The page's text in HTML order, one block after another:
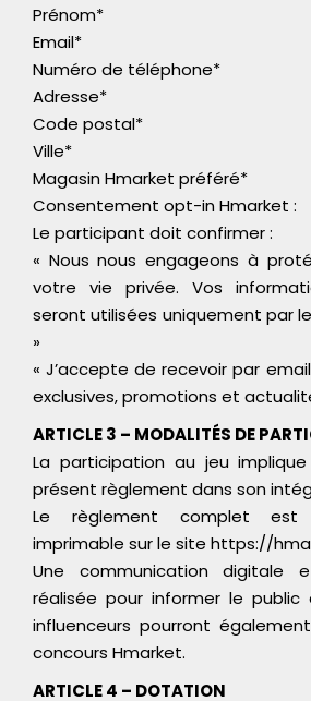
Prénom*
Email*
Numéro de téléphone*
Adresse*
Code postal*
Ville*
Magasin Hmarket préféré*
Consentement opt-in Hmarket :
Le participant doit confirmer :
« Nous nous engageons à
votre vie privée. Vos
seront utilisées uniquement par
»
« J’accepte de recevoir par
exclusives, promotions et
ARTICLE 3 – MODALITÉS DE
La participation au jeu
présent règlement dans son
Le règlement complet est
imprimable sur le site https://
Une communication digitale
réalisée pour informer le public
influenceurs pourront
concours Hmarket.
ARTICLE 4 – DOTATION